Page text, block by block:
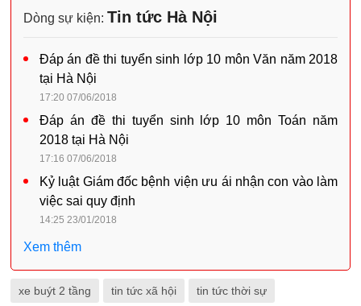
Dòng sự kiện: Tin tức Hà Nội
Đáp án đề thi tuyển sinh lớp 10 môn Văn năm 2018
tại Hà Nội
17:20 07/06/2018
Đáp án đề thi tuyển sinh lớp 10 môn Toán năm
2018 tại Hà Nội
17:16 07/06/2018
Kỷ luật Giám đốc bệnh viện ưu ái nhận con vào làm
việc sai quy định
14:25 23/01/2018
Xem thêm
xe buýt 2 tầng tin tức xã hội tin tức thời sự